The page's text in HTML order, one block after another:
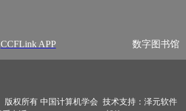
CCFLink APP 数字图书馆
版权所有 中国计算机学会 技术支持：泽元软件